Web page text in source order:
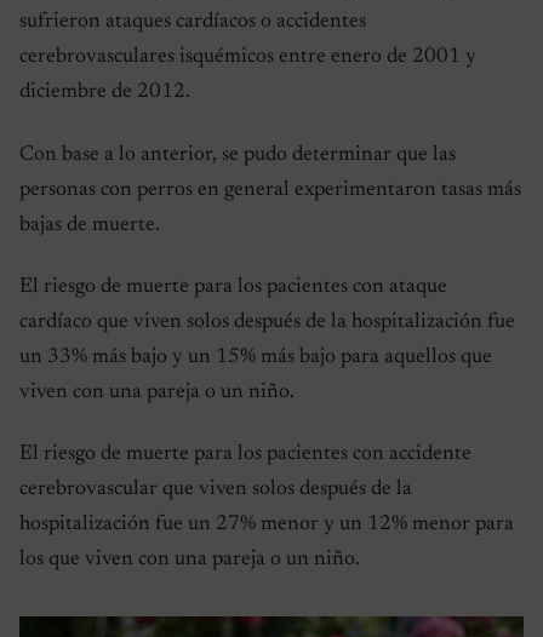
sufrieron ataques cardíacos o accidentes
cerebrovasculares isquémicos entre enero de 2001 y
diciembre de 2012.
Con base a lo anterior, se pudo determinar que las
personas con perros en general experimentaron tasas más
bajas de muerte.
El riesgo de muerte para los pacientes con ataque
cardíaco que viven solos después de la hospitalización fue
un 33% más bajo y un 15% más bajo para aquellos que
viven con una pareja o un niño.
El riesgo de muerte para los pacientes con accidente
cerebrovascular que viven solos después de la
hospitalización fue un 27% menor y un 12% menor para
los que viven con una pareja o un niño.